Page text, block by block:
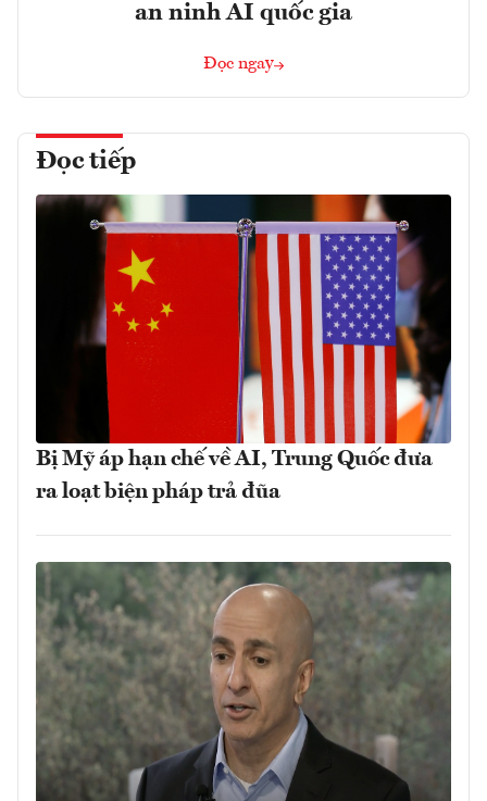
an ninh AI quốc gia
Đọc ngay
Đọc tiếp
Bị Mỹ áp hạn chế về AI, Trung Quốc đưa
ra loạt biện pháp trả đũa